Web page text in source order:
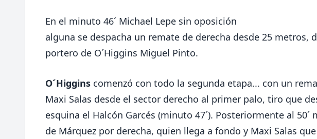
En el minuto 46´ Michael Lepe sin oposición
alguna se despacha un remate de derecha desde 25 metros,
portero de O´Higgins Miguel Pinto.
O´Higgins comenzó con todo la segunda etapa... con un
Maxi Salas desde el sector derecho al primer palo, tiro que
esquina el Halcón Garcés (minuto 47´). Posteriormente al 50´
de Márquez por derecha, quien llega a fondo y Maxi Salas